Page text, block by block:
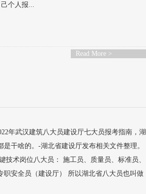
个人报...
Read More >
年武汉建筑八大员建设厅七大员报考指南，湖
干啥的。-湖北省建设厅发布相关文件整理。
技术岗位八大员： 施工员、质量员、标准员、
安全员（建设厅） 所以湖北省八大员也叫做